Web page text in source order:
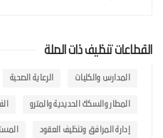
القطاعات تنظيف ذات الصلة
المدارس والكليات الرعاية الصحية
المطار والسكك الحديدية والمترو
إدارة المرافق وتنظيف العقود